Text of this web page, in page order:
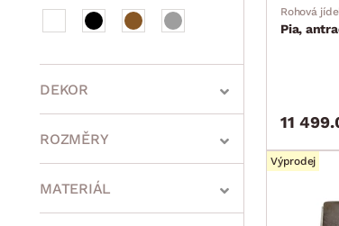
DEKOR
ROZMĚRY
MATERIÁL
Rohová
Pia,
11
Výprodej